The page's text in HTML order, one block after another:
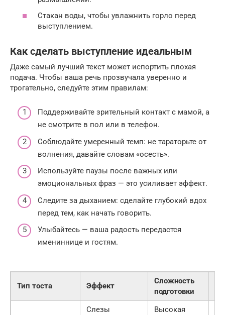
Стакан воды, чтобы увлажнить горло перед
выступлением.
Как сделать выступление идеальным
Даже самый лучший текст может испортить плохая
подача. Чтобы ваша речь прозвучала уверенно и
трогательно, следуйте этим правилам:
Поддерживайте зрительный контакт с мамой, а
не смотрите в пол или в телефон.
Соблюдайте умеренный темп: не тараторьте от
волнения, давайте словам «осесть».
Используйте паузы после важных или
эмоциональных фраз — это усиливает эффект.
Следите за дыханием: сделайте глубокий вдох
перед тем, как начать говорить.
Улыбайтесь — ваша радость передастся
имениннице и гостям.
Тип тоста Эффект
Сложность
подготовки
Слезы
Высокая